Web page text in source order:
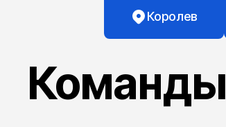
Королев
Команды